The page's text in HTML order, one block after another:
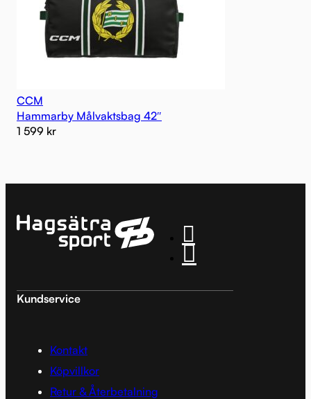
CCM
Hammarby Målvaktsbag 42″
1 599 kr
Kundservice
Kontakt
Köpvillkor
Retur & Återbetalning